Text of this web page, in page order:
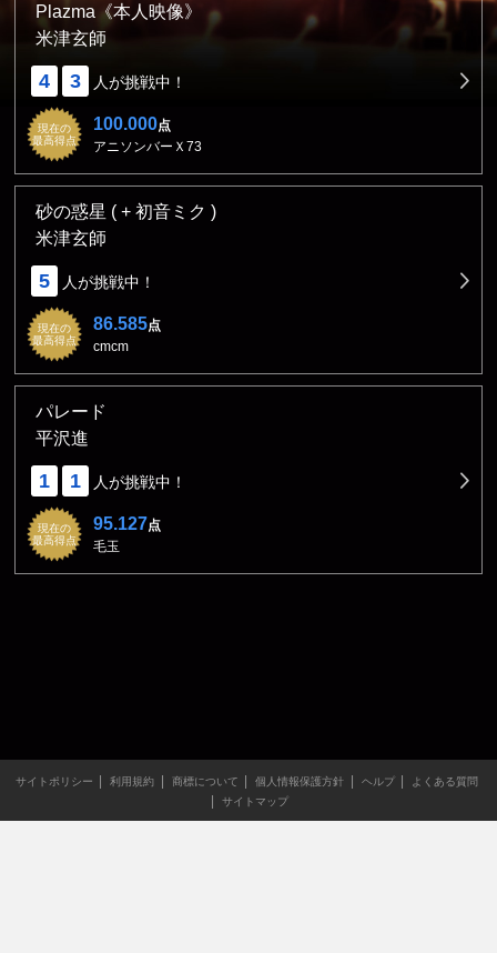
Plazma《本人映像》
米津玄師
4 3 人が挑戦中！
現在の
最高得点
100.000点
アニソンバーＸ73
砂の惑星 ( + 初音ミク )
米津玄師
5 人が挑戦中！
現在の
最高得点
86.585点
cmcm
パレード
平沢進
1 1 人が挑戦中！
現在の
最高得点
95.127点
毛玉
サイトポリシー 利用規約 商標について 個人情報保護方針 ヘルプ
よくある質問
サイトマップ